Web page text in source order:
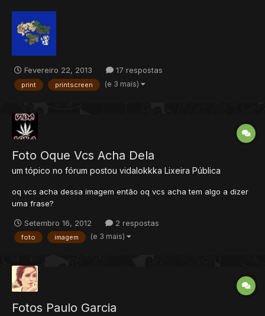
tem alguma idéia??? Desde já agradeço. abraço a...
Fevereiro 22, 2013 17 respostas
print printscreen (e 3 mais)
Foto Oque Vcs Acha Dela
um tópico no fórum postou vidalokkka Lixeira Pública
oq vcs acha dessa imagem então oq vcs acha tem algo a dizer
uma frase?
Setembro 16, 2012 2 respostas
foto imagem (e 3 mais)
Fotos Paulo Garcia